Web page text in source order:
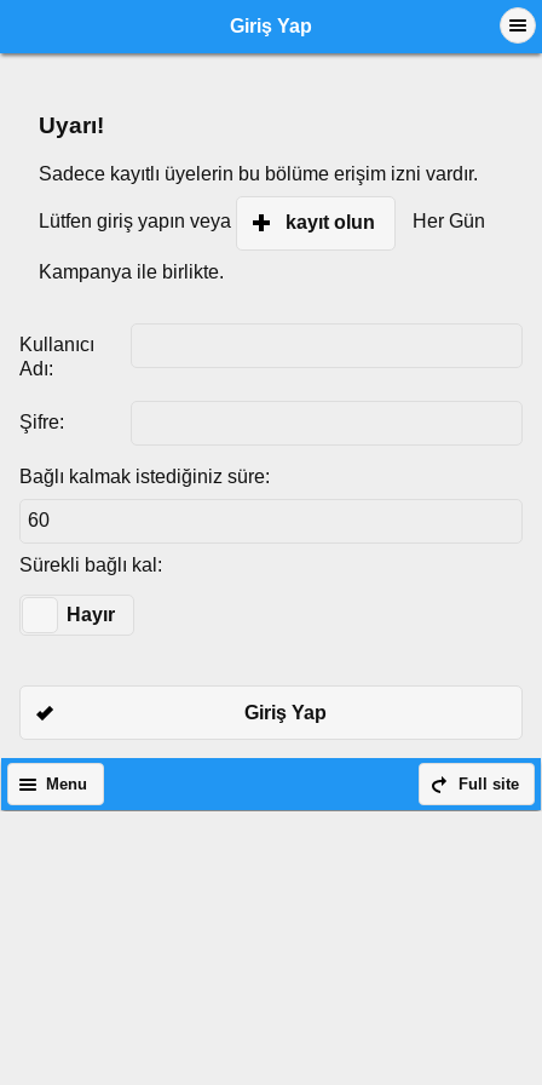
Giriş Yap
Uyarı!
Sadece kayıtlı üyelerin bu bölüme erişim izni vardır.
Lütfen giriş yapın veya kayıt olun Her Gün
Kampanya ile birlikte.
Kullanıcı
Adı:
Şifre:
Bağlı kalmak istediğiniz süre:
Sürekli bağlı kal:
Hayır
Giriş Yap
Full site
Menu